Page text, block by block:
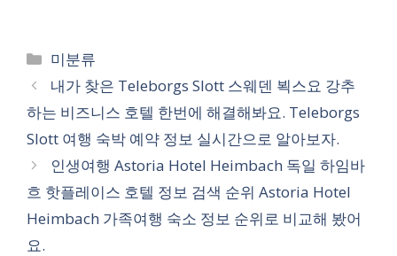
카
테
고
리
미분류
내가 찾은 Teleborgs Slott 스웨덴 뵉스요 강추
하는 비즈니스 호텔 한번에 해결해봐요. Teleborgs
Slott 여행 숙박 예약 정보 실시간으로 알아보자.
인생여행 Astoria Hotel Heimbach 독일 하임바
흐 핫플레이스 호텔 정보 검색 순위 Astoria Hotel
Heimbach 가족여행 숙소 정보 순위로 비교해 봤어
요.